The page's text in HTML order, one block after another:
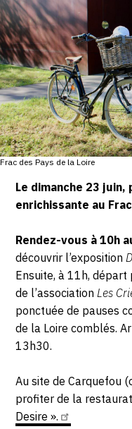
ABONNEMENTS
CRÉER
CRÉER
PUBLIER
À
Frac des Pays de la Loire
Le dimanche 23
enrichissante au
Rendez-vous à 10h
découvrir l’exposition
Ensuite, à 11h,
de l’association Les
ponctuée de pauses
de la Loire comblés.
13h30.
Au site de Carquefou
profiter de la
Desire».